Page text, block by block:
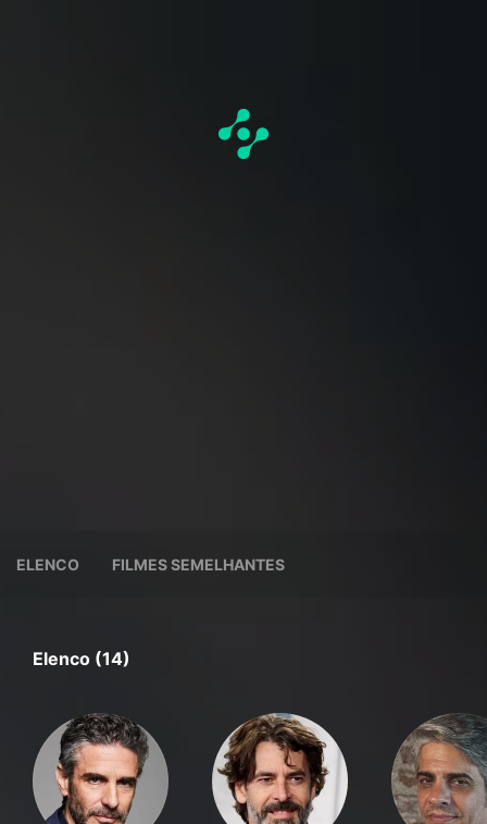
ELENCO FILMES SEMELHANTES
Elenco (14)